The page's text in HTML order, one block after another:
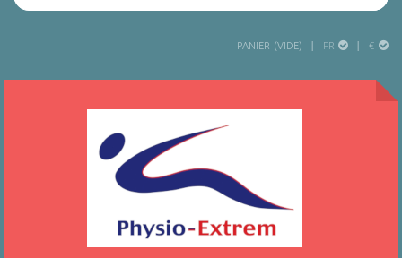
€
FR
PANIER (VIDE)